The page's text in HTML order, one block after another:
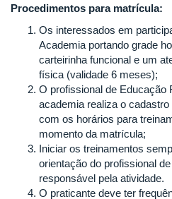
Procedimentos para matrícula:
Os interessados em
Academia portando grade
carteirinha funcional e um
física (validade 6 meses);
O profissional de Educação
academia realiza o
com os horários para
momento da matrícula;
Iniciar os treinamentos
orientação do profissional
responsável pela atividade.
O praticante deve ter